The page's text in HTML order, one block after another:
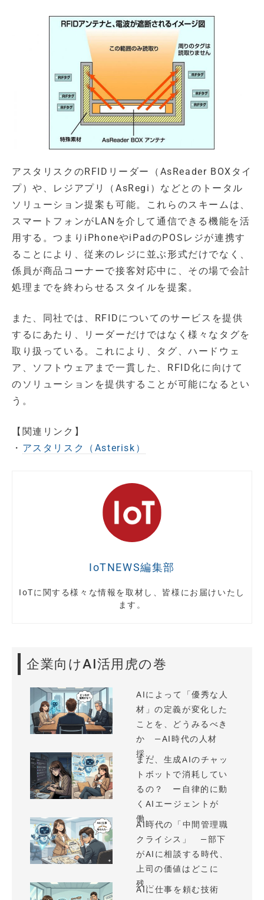
アスタリスクのRFIDリーダー（AsReader BOXタイ
プ）や、レジアプリ（AsRegi）などとのトータル
ソリューション提案も可能。これらのスキームは、
スマートフォンがLANを介して通信できる機能を活
用する。つまりiPhoneやiPadのPOSレジが連携す
ることにより、従来のレジに並ぶ形式だけでなく、
係員が商品コーナーで接客対応中に、その場で会計
処理までを終わらせるスタイルを提案。
また、同社では、RFIDについてのサービスを提供
するにあたり、リーダーだけではなく様々なタグを
取り扱っている。これにより、タグ、ハードウェ
ア、ソフトウェアまで一貫した、RFID化に向けて
のソリューションを提供することが可能になるとい
う。
【関連リンク】
・ アスタリスク（Asterisk）
IoTNEWS編集部
IoTに関する様々な情報を取材し、皆様にお届けいたし
ます。
企業向けAI活用虎の巻
AIによって「優秀な人
材」の定義が変化した
ことを、どうみるべき
か —AI時代の人材
採...
まだ、生成AIのチャッ
トボットで消耗してい
るの？ ー自律的に動
くAIエージェントが
働...
AI時代の「中間管理職
クライシス」 —部下
がAIに相談する時代、
上司の価値はどこに
残...
AIに仕事を頼む技術